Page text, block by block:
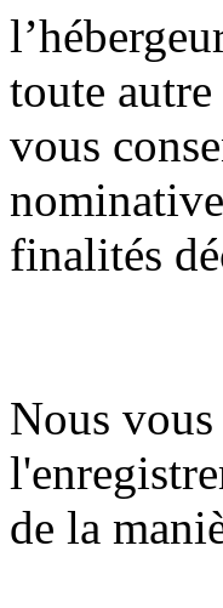
toute
vous
finalités
Nous
de la